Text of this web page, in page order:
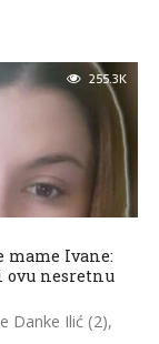
255.3K
Ivane:
ovu nesretnu
Danke Ilić (2),